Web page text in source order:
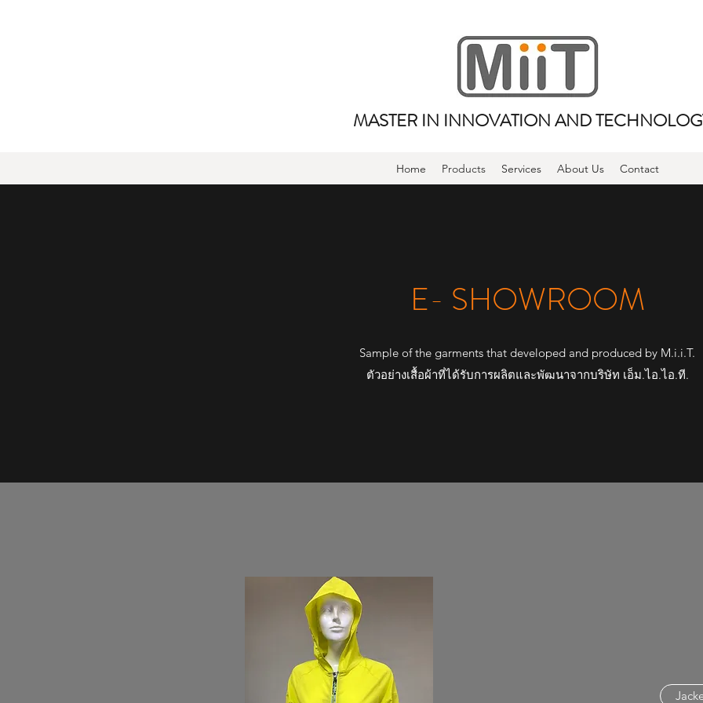
MASTER IN INNOVATION AND
Home Products Services About Us Contact
E- SHOWROOM
Sample of the garments that developed and produced by M.i.i.T.
ตัวอย่างเสื้อผ้าที่ได้รับการผลิตและพัฒนาจากบริษัท เอ็ม.ไอ.ไอ.ที.